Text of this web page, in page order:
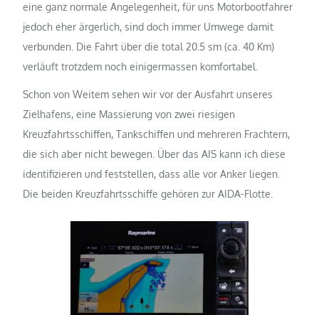
eine ganz normale Angelegenheit, für uns Motorbootfahrer
jedoch eher ärgerlich, sind doch immer Umwege damit
verbunden. Die Fahrt über die total 20.5 sm (ca. 40 Km)
verläuft trotzdem noch einigermassen komfortabel.
Schon von Weitem sehen wir vor der Ausfahrt unseres
Zielhafens, eine Massierung von zwei riesigen
Kreuzfahrtsschiffen, Tankschiffen und mehreren Frachtern,
die sich aber nicht bewegen. Über das AIS kann ich diese
identifizieren und feststellen, dass alle vor Anker liegen.
Die beiden Kreuzfahrtsschiffe gehören zur AIDA-Flotte.